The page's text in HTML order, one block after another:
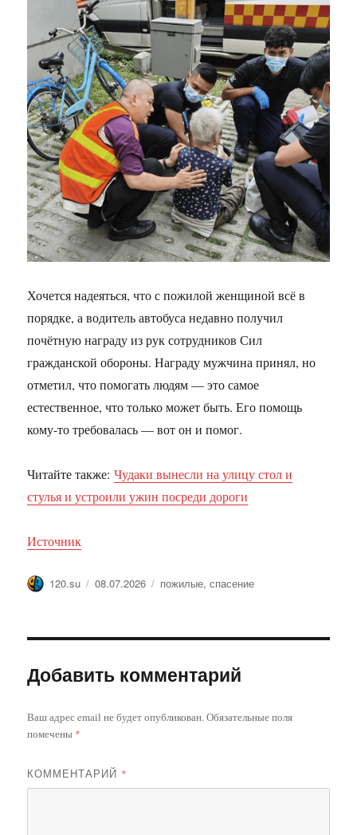
Хочется надеяться, что с пожилой женщиной всё в
порядке, а водитель автобуса недавно получил
почётную награду из рук сотрудников Сил
гражданской обороны. Награду мужчина принял, но
отметил, что помогать людям — это самое
естественное, что только может быть. Его помощь
кому-то требовалась — вот он и помог.
Читайте также:Чудаки вынесли на улицу стол и
стулья и устроили ужин посреди дороги
Источник
Автор
120.su Опубликовано
08.07.2026 Метки
пожилые,спасение
Добавить комментарий
Ваш адрес email не будет опубликован.Обязательные поля
помечены *
КОММЕНТАРИЙ *